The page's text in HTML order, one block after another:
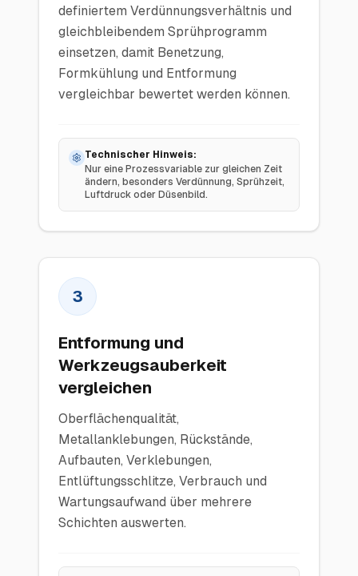
definiertem Verdünnungsverhältnis und
gleichbleibendem Sprühprogramm
einsetzen, damit Benetzung,
Formkühlung und Entformung
vergleichbar bewertet werden können.
Technischer Hinweis:
Nur eine Prozessvariable zur gleichen Zeit
ändern, besonders Verdünnung, Sprühzeit,
Luftdruck oder Düsenbild.
3
Entformung und
Werkzeugsauberkeit
vergleichen
Oberflächenqualität,
Metallanklebungen, Rückstände,
Aufbauten, Verklebungen,
Entlüftungsschlitze, Verbrauch und
Wartungsaufwand über mehrere
Schichten auswerten.